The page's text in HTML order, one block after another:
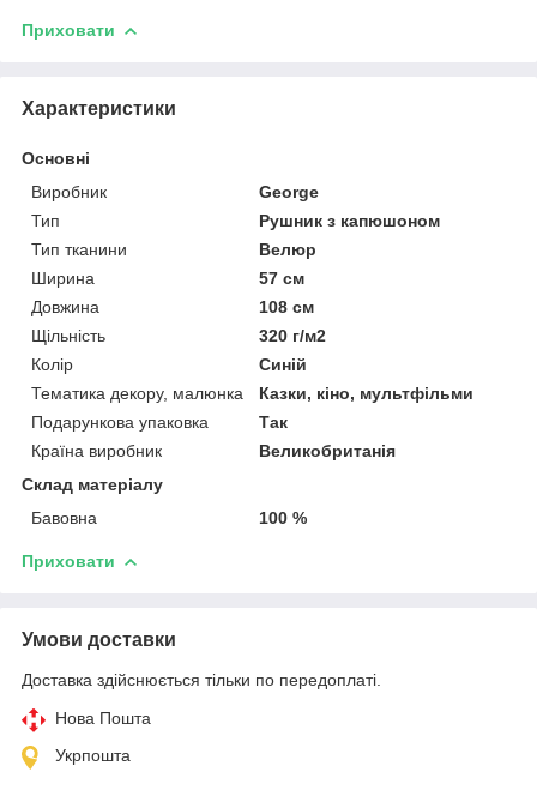
Приховати
Характеристики
Основні
Виробник
George
Тип
Рушник з капюшоном
Тип тканини
Велюр
Ширина
57 см
Довжина
108 см
Щільність
320 г/м2
Колір
Синій
Тематика декору, малюнка
Казки, кіно, мультфільми
Подарункова упаковка
Так
Країна виробник
Великобританія
Склад матеріалу
Бавовна
100 %
Приховати
Умови доставки
Доставка здійснюється тільки по передоплаті.
Нова Пошта
Укрпошта